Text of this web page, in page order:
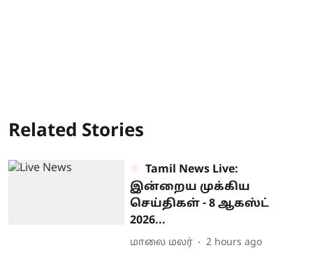
Related Stories
Tamil News Live:
இன்றைய முக்கிய
செய்திகள் - 8 ஆகஸ்ட்
2026...
மாலை மலர் 2 hours ago